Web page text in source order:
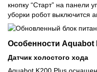
кнопку “Старт” на панели
уборки робот выключится
Особенности Aquabot
Датчик холостого хода